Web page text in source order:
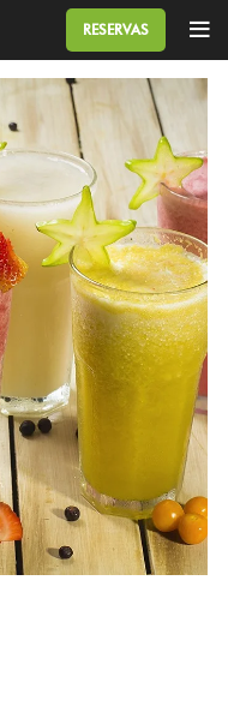
RESERVAS